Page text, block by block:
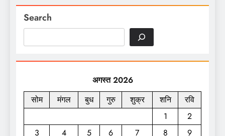
Search
अगस्त 2026
सोम
मंगल बुध गुरु शुक्र शनि
रवि
1
2
3
4 5 6 7 8 9